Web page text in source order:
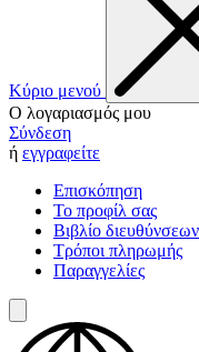
Κύριο μενού
Ο λογαριασμός μου
Σύνδεση
ή εγγραφείτε
Επισκόπηση
Το προφίλ σας
Βιβλίο διευθύνσεων
Τρόποι πληρωμής
Παραγγελίες